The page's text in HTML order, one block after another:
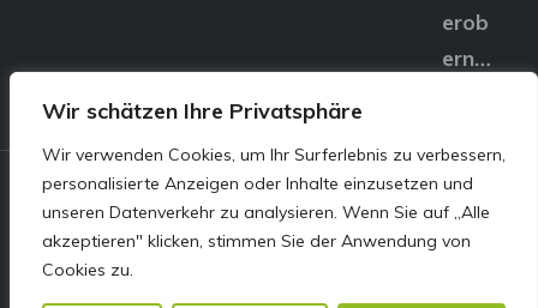
Wir schätzen Ihre Privatsphäre
Wir verwenden Cookies, um Ihr Surferlebnis zu verbessern,
personalisierte Anzeigen oder Inhalte einzusetzen und
unseren Datenverkehr zu analysieren. Wenn Sie auf „Alle
akzeptieren" klicken, stimmen Sie der Anwendung von
Cookies zu.
erob
ern…
© E&S Motors GmbH,
Linzer Straße 83 4240
Freistadt